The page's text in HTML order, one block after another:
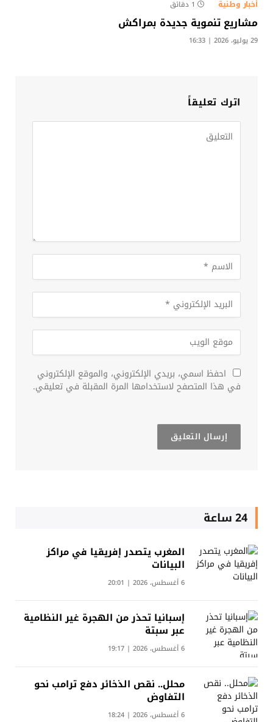
أخبار وطنية 1 دقائق
مشاريع تنموية جديدة بمراكش
29 يوليو، 2026 | 16:33
اترك تعليقاً
احفظ اسمي، بريدي الإلكتروني، والموقع الإلكتروني
في هذا المتصفح لاستخدامها المرة المقبلة في تعليقي.
24 ساعة
المغرب يتصدر إفريقيا في مراكز
البيانات
6 أغسطس، 2026 | 20:01
إسبانيا تحذر من الهجرة غير النظامية
عبر سبتة
6 أغسطس، 2026 | 19:17
محلل.. نقص الذخائر دفع ترامب نحو
التفاوض
6 أغسطس، 2026 | 18:24